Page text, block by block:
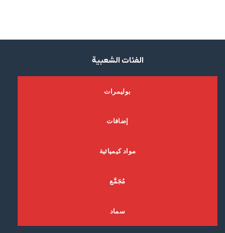
ﺍﻟﻔﺌﺎﺕ ﺍﻟﺸﻌﺒﻴﺔ
ﺑﻮﻟﻴﻤﺮﺍﺕ
ﺇﺿﺎﻓﺎﺕ
ﻣﻮﺍﺩ ﻛﻴﻤﻴﺎﺋﻴﺔ
ﻣُﺠَﻤَّﻊ
ﺳﻤﺎﺩ